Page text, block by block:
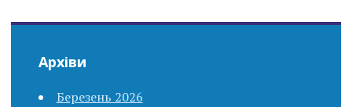
Архіви
Березень 2026